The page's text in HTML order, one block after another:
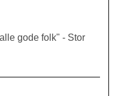
gode folk" - Stor